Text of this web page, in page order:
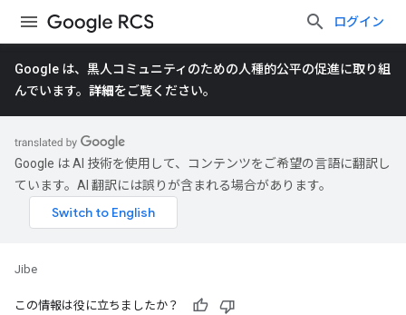
ログイン
Google は、黒人コミュニティのための人種的公平の促進に取り組
んでいます。 詳細をご覧ください。
Google は AI 技術を使用して、コンテンツをご希望の言語に翻訳し
ています。AI 翻訳には誤りが含まれる場合があります。
Jibe
この情報は役に立ちましたか？